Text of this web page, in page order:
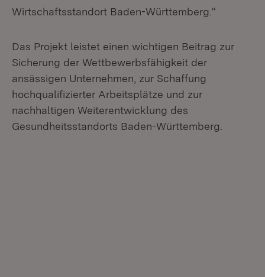
Wirtschaftsstandort Baden-Württemberg.“
Das Projekt leistet einen wichtigen Beitrag zur
Sicherung der Wettbewerbsfähigkeit der
ansässigen Unternehmen, zur Schaffung
hochqualifizierter Arbeitsplätze und zur
nachhaltigen Weiterentwicklung des
Gesundheitsstandorts Baden-Württemberg.